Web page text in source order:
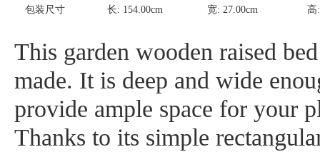
包装尺寸 长: 154.00cm 宽: 27.00cm
This garden wooden raised
made. It is deep and wide
provide ample space for your
Thanks to its simple